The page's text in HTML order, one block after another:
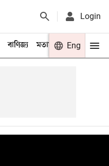
Login
বাণিজ্য মতামত খেলা
Eng